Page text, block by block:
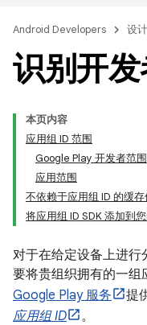
Android Developers 设
识别开
本页内容
应用组 ID 范围
Google Play 开发者范围
应用范围
不依赖于应用组 ID 的缓存
将应用组 ID SDK 添加到
对于在给定设备上进行
要将贵组织拥有的一组
Google Play 服务
提
应用组 ID
。